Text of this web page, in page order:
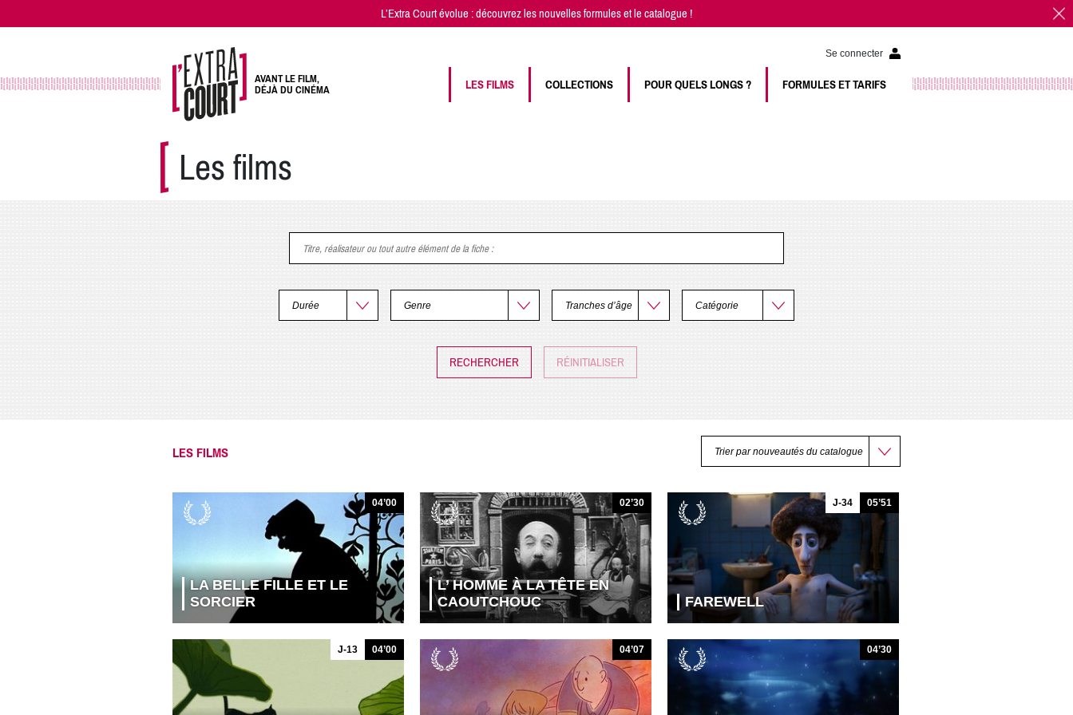
L’Extra Court évolue : découvrez lesnouvelles formulesetle catalogue!
AVANT LE FILM,
DÉJÀ DU CINÉMA LES FILMS COLLECTIONS POUR QUELS LONGS ? FORMULES ET TARIFS
Se connecter
Les films
Titre, réalisateur ou tout autre élément de la fiche:
RÉINITIALISER
LES FILMS
LA BELLE FILLE ET LE
SORCIER
04’00
L’ HOMME À LA TÊTE EN
CAOUTCHOUC
02’30
FAREWELL
J-34 05’51
J-13 04’00 04’07 04’30